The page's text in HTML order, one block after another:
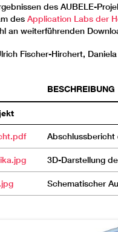
des AUBELE-
des Application Labs der
an weiterführenden
Fischer-Hirchert,
BESCHREIBUNG
Abschlussbericht
3D-Darstellung
Schematischer